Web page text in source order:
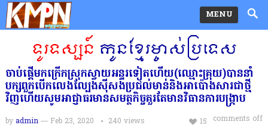
MENU
ចាប់ផ្ដេីមកក្រេីកស្រុកស្វាយអន្ទរទៀតហេីយ(ឈ្មោះគ្រុយ)បាននាំ
បក្សពួកបើកលេងល្បែងសុីសងប្រជល់មាន់និងអាប៉ោងសារជាថ្មី
វិញហើយសូមអាជ្ញាធរមានសមត្ថកិច្ចគួរតែមានវិធានការបង្រ្កាប
by admin — Feb 23, 2020 240 views comments off
15